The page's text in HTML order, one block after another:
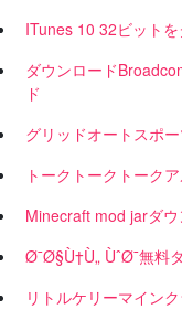
ITunes 10 32ビット
ダウンロード
ド
グリッドオートスポ
トークトークトーク
Minecraft mod jarダウ
Ø¯Ø§Ù†Ù„ ÙˆØ¯無料
リトルケリーマイン